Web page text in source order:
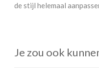
de stijl helemaal
Je zou ook